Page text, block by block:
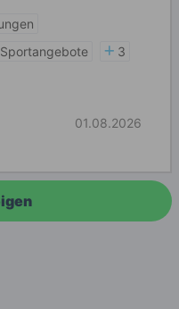
Sportangebote
3
01.08.2026